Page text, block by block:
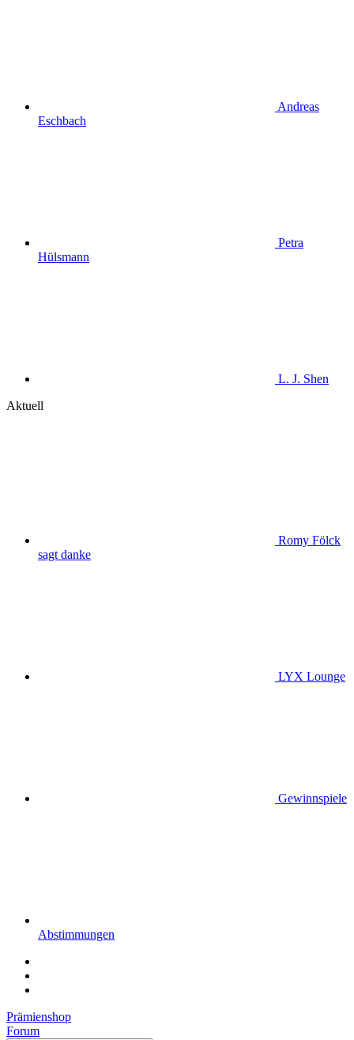
Andreas
Eschbach
Petra
Hülsmann
L. J. Shen
Aktuell
Romy Fölck
sagt danke
LYX Lounge
Gewinnspiele
Abstimmungen
Prämienshop
Forum